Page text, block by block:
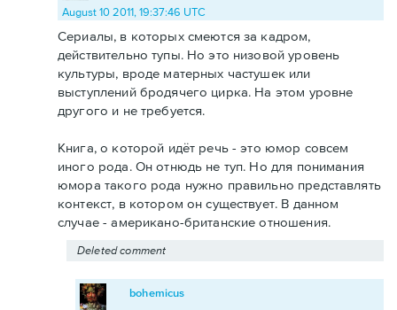
August 10 2011, 19:37:46 UTC
Сериалы, в которых смеются за кадром,
действительно тупы. Но это низовой уровень
культуры, вроде матерных частушек или
выступлений бродячего цирка. На этом уровне
другого и не требуется.
Книга, о которой идёт речь - это юмор совсем
иного рода. Он отнюдь не туп. Но для понимания
юмора такого рода нужно правильно представлять
контекст, в котором он существует. В данном
случае - американо-британские отношения.
Deleted comment
bohemicus